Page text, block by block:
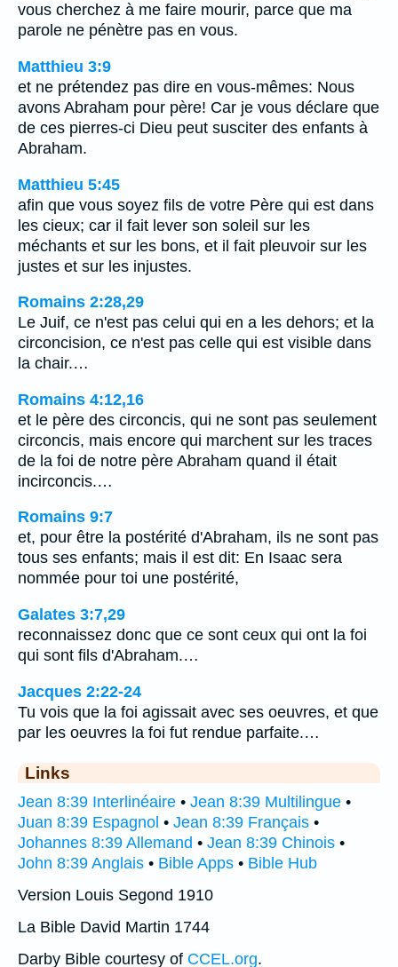
vous cherchez à me faire mourir, parce que ma
parole ne pénètre pas en vous.
Matthieu 3:9
et ne prétendez pas dire en vous-mêmes: Nous
avons Abraham pour père! Car je vous déclare que
de ces pierres-ci Dieu peut susciter des enfants à
Abraham.
Matthieu 5:45
afin que vous soyez fils de votre Père qui est dans
les cieux; car il fait lever son soleil sur les
méchants et sur les bons, et il fait pleuvoir sur les
justes et sur les injustes.
Romains 2:28,29
Le Juif, ce n'est pas celui qui en a les dehors; et la
circoncision, ce n'est pas celle qui est visible dans
la chair.…
Romains 4:12,16
et le père des circoncis, qui ne sont pas seulement
circoncis, mais encore qui marchent sur les traces
de la foi de notre père Abraham quand il était
incirconcis.…
Romains 9:7
et, pour être la postérité d'Abraham, ils ne sont pas
tous ses enfants; mais il est dit: En Isaac sera
nommée pour toi une postérité,
Galates 3:7,29
reconnaissez donc que ce sont ceux qui ont la foi
qui sont fils d'Abraham.…
Jacques 2:22-24
Tu vois que la foi agissait avec ses oeuvres, et que
par les oeuvres la foi fut rendue parfaite.…
Links
Jean 8:39 Interlinéaire • Jean 8:39 Multilingue •
Juan 8:39 Espagnol • Jean 8:39 Français •
Johannes 8:39 Allemand • Jean 8:39 Chinois •
John 8:39 Anglais • Bible Apps • Bible Hub
Version Louis Segond 1910
La Bible David Martin 1744
Darby Bible courtesy of CCEL.org.